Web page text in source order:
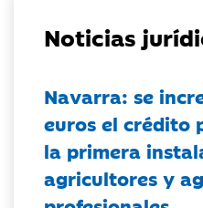
Noticias
Navarra: se
euros el crédito
la primera
agricultores y